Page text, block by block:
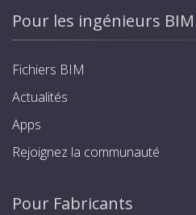
Pour les ingénieurs BIM
Fichiers BIM
Actualités
Apps
Rejoignez la communauté
Pour Fabricants